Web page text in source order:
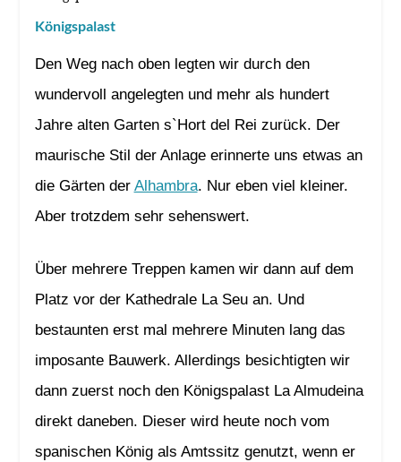
Königspalast
Den Weg nach oben legten wir durch den
wundervoll angelegten und mehr als hundert
Jahre alten Garten s`Hort del Rei zurück. Der
maurische Stil der Anlage erinnerte uns etwas an
die Gärten der Alhambra. Nur eben viel kleiner.
Aber trotzdem sehr sehenswert.
Über mehrere Treppen kamen wir dann auf dem
Platz vor der Kathedrale La Seu an. Und
bestaunten erst mal mehrere Minuten lang das
imposante Bauwerk. Allerdings besichtigten wir
dann zuerst noch den Königspalast La Almudeina
direkt daneben. Dieser wird heute noch vom
spanischen König als Amtssitz genutzt, wenn er